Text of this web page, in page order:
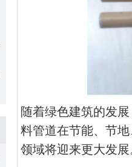
随着绿色建筑的发
料管道在节能、节
领域将迎来更大发展